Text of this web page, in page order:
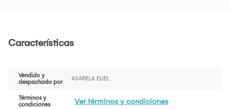
Características
Vendido y
despachado por
ASARELA ELIEL
Términos y
condiciones
Ver términos y condiciones